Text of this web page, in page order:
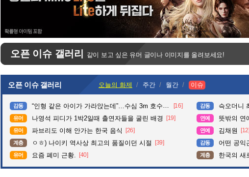
오픈 이슈 갤러리 같이 보고 싶은 유머 글이나 이미지를 올려보세요!
오픈 이슈 갤러리 오늘의 화제 주간 월간 이슈
감동 “인형 같은 아이가 가라앉는데”…수심 3m 호수 뛰어든 60대 의인 [16] 감동 슥오더니 촤
유머 나영석 피디가 1박2일때 출연자들을 굴린 배경 [19] 연예 뜻밖의 연
유머 파브리도 이해 안가는 한국 음식 [26] 연예 김채원 [12]
계층 ㅇㅎ) 나이키 역사상 최고의 품질이던 시절 [39] 감동 어떤 공익
유머 요즘 폐미 근황. [40] 계층 한국의 새